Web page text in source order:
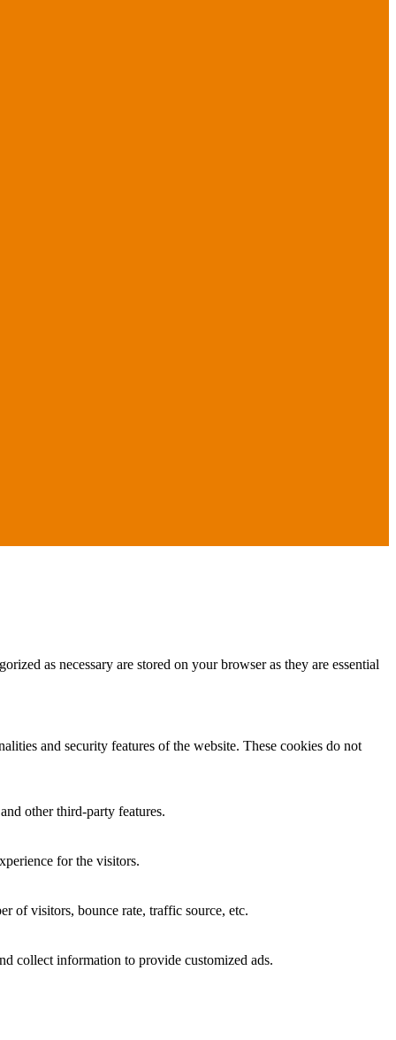
as necessary are stored on your browser as they are essential
and security features of the website. These cookies do not
other third-party features.
for the visitors.
of visitors, bounce rate, traffic source, etc.
collect information to provide customized ads.